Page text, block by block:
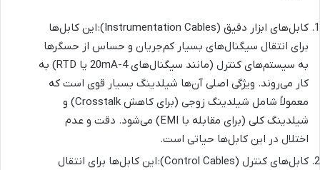
کابل‌های ابزار دقیق (Instrumentation Cables): این کابل‌ها
برای انتقال سیگنال‌های بسیار کم‌جریان و حساس از حسگرها
به سیستم‌های کنترل (مانند سیگنال‌های 4-20mA یا RTD) به
کار می‌روند. ویژگی اصلی آن‌ها شیلدینگ بسیار قوی است که
معمولاً شامل شیلدینگ زوجی (برای کاهش Crosstalk) و
شیلدینگ کلی (برای مقابله با EMI) می‌شود. دقت و عدم
اختلال در این کابل‌ها حیاتی است.
کابل‌های کنترل (Control Cables): این کابل‌ها برای انتقال